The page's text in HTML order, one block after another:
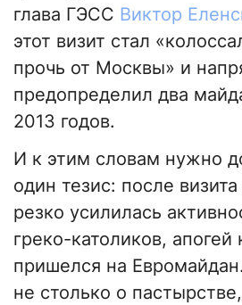
глава ГЭСС Виктор
этот визит стал
прочь от Москвы» и
предопределил два
2013 годов.
И к этим словам нужно
один тезис: после
резко усилилась
греко-католиков, апогей
пришелся на
не столько о